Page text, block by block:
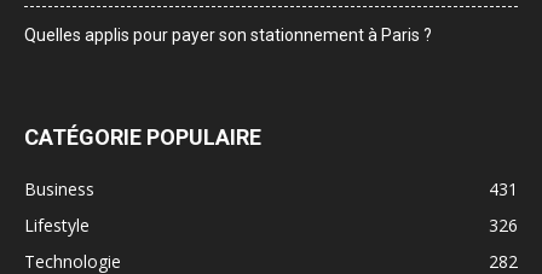
Quelles applis pour payer son stationnement à Paris ?
CATÉGORIE POPULAIRE
Business
431
Lifestyle
326
Technologie
282